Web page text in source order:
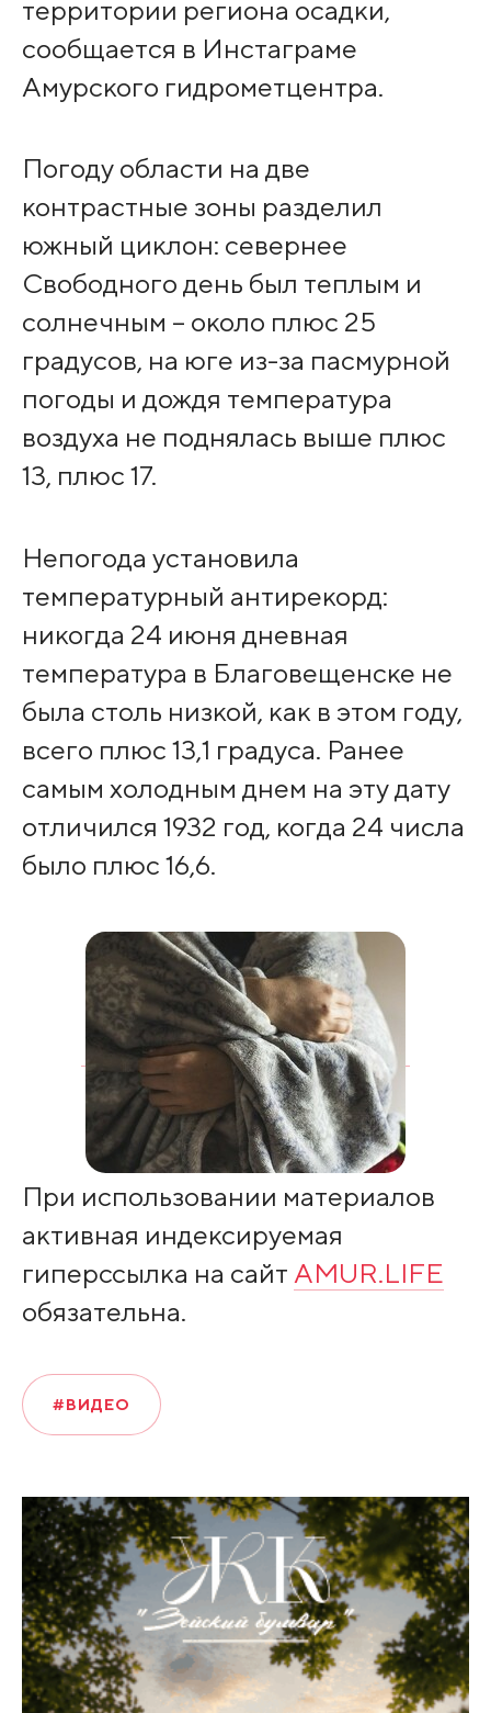
территории региона осадки,
сообщается в Инстаграме
Амурского гидрометцентра.
Погоду области на две
контрастные зоны разделил
южный циклон: севернее
Свободного день был теплым и
солнечным – около плюс 25
градусов, на юге из-за пасмурной
погоды и дождя температура
воздуха не поднялась выше плюс
13, плюс 17.
Непогода установила
температурный антирекорд:
никогда 24 июня дневная
температура в Благовещенске не
была столь низкой, как в этом году,
всего плюс 13,1 градуса. Ранее
самым холодным днем на эту дату
отличился 1932 год, когда 24 числа
было плюс 16,6.
При использовании материалов
активная индексируемая
гиперссылка на сайт AMUR.LIFE
обязательна.
#ВИДЕО